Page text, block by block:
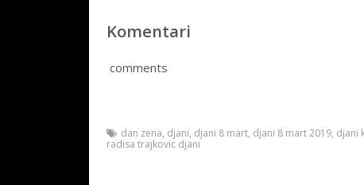
Komentari
comments
dan zena, djani, djani 8 mart, djani 8 mart 2019, djani
radisa trajkovic djani